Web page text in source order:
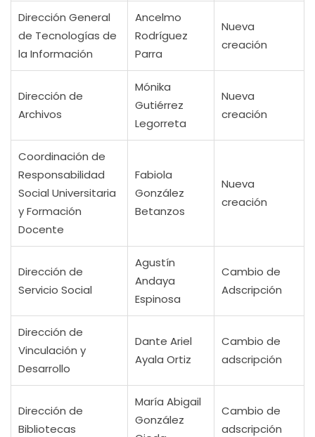
Dirección General
de Tecnologías de
la Información
Ancelmo
Rodríguez
Parra
Nueva
creación
Dirección de
Archivos
Mónika
Gutiérrez
Legorreta
Nueva
creación
Coordinación de
Responsabilidad
Social Universitaria
y Formación
Docente
Fabiola
González
Betanzos
Nueva
creación
Dirección de
Servicio Social
Agustín
Andaya
Espinosa
Cambio de
Adscripción
Dirección de
Vinculación y
Desarrollo
Dante Ariel
Ayala Ortiz
Cambio de
adscripción
Dirección de
Bibliotecas
María Abigail
González
Cambio de
adscripción